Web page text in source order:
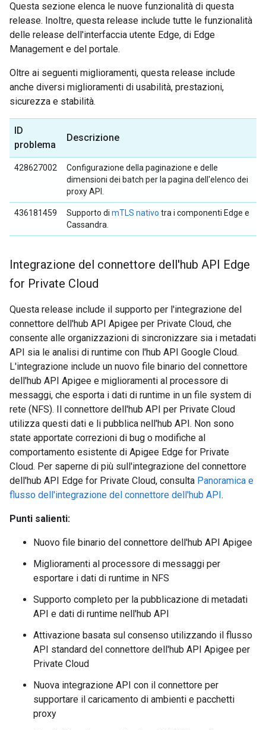
Questa sezione elenca le nuove funzionalità di questa
release. Inoltre, questa release include tutte le funzionalità
delle release dell'interfaccia utente Edge, di Edge
Management e del portale.
Oltre ai seguenti miglioramenti, questa release include
anche diversi miglioramenti di usabilità, prestazioni,
sicurezza e stabilità.
ID
problema
Descrizione
428627002
Configurazione della paginazione e delle
dimensioni dei batch per la pagina dell'elenco dei
proxy API.
436181459 Supporto di mTLS nativo tra i componenti Edge e
Cassandra.
Integrazione del connettore dell'hub API Edge
for Private Cloud
Questa release include il supporto per l'integrazione del
connettore dell'hub API Apigee per Private Cloud, che
consente alle organizzazioni di sincronizzare sia i metadati
API sia le analisi di runtime con l'hub API Google Cloud.
L'integrazione include un nuovo file binario del connettore
dell'hub API Apigee e miglioramenti al processore di
messaggi, che esporta i dati di runtime in un file system di
rete (NFS). Il connettore dell'hub API per Private Cloud
utilizza questi dati e li pubblica nell'hub API. Non sono
state apportate correzioni di bug o modifiche al
comportamento esistente di Apigee Edge for Private
Cloud. Per saperne di più sull'integrazione del connettore
dell'hub API Edge for Private Cloud, consulta Panoramica e
flusso dell'integrazione del connettore dell'hub API.
Punti salienti:
Nuovo file binario del connettore dell'hub API Apigee
Miglioramenti al processore di messaggi per
esportare i dati di runtime in NFS
Supporto completo per la pubblicazione di metadati
API e dati di runtime nell'hub API
Attivazione basata sul consenso utilizzando il flusso
API standard del connettore dell'hub API Apigee per
Private Cloud
Nuova integrazione API con il connettore per
supportare il caricamento di ambienti e pacchetti
proxy